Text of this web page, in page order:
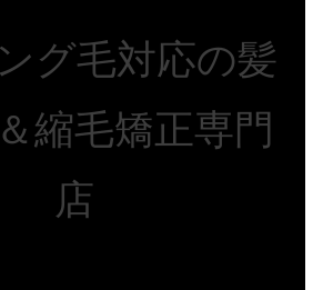
グ毛対応の髪
縮毛矯正専門
店